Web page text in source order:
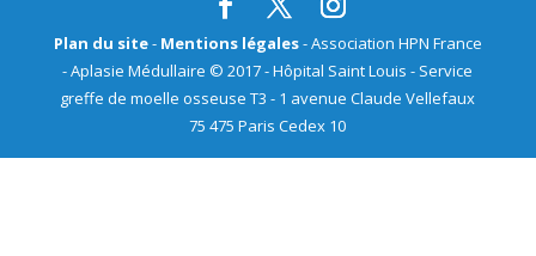
Plan du site- Mentions légales- Association HPN France
- Aplasie Médullaire © 2017 - Hôpital Saint Louis - Service
greffe de moelle osseuse T3 - 1 avenue Claude Vellefaux
75 475 Paris Cedex 10